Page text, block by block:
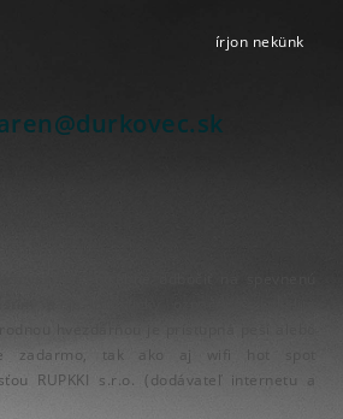
írjon nekünk
hvezdárňou je prístupná peši alebo
zadarmo, tak ako aj wifi hot spot
RUPKKI s.r.o. (dodávateľ internetu a